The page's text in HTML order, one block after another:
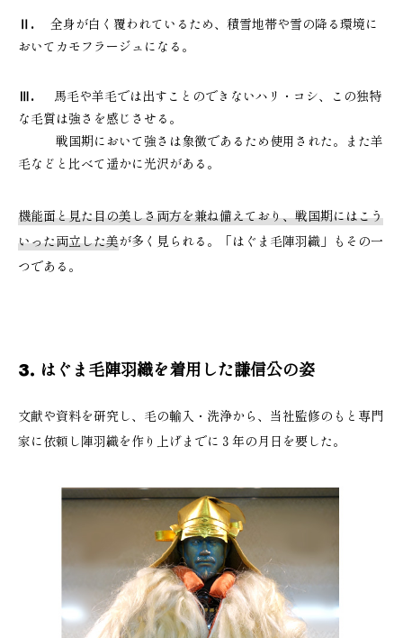
Ⅱ. 全身が白く覆われているため、積雪地帯や雪の降る環境に
おいてカモフラージュになる。
Ⅲ. 馬毛や羊毛では出すことのできないハリ・コシ、この独特
な毛質は強さを感じさせる。
戦国期において強さは象徴であるため使用された。また羊
毛などと比べて遥かに光沢がある。
機能面と見た目の美しさ両方を兼ね備えており、戦国期にはこう
いった両立した美が多く見られる。「はぐま毛陣羽織」もその一
つである。
3. はぐま毛陣羽織を着用した謙信公の姿
文献や資料を研究し、毛の輸入・洗浄から、当社監修のもと専門
家に依頼し陣羽織を作り上げまでに３年の月日を要した。